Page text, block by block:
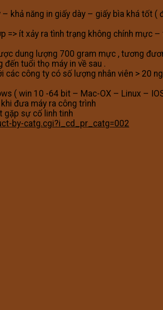
khả năng in giấy dày – giấy bìa khá tốt
=> ít xảy ra tình trạng không chính mực
dung lượng 700 gram mực , tương
tuổi thọ máy in về sau .
các công ty có số lượng nhân viên > 20
( win 10 -64 bit – Mac-OX – Linux –
đưa máy ra công trình
gặp sự cố linh tinh
by-catg.cgi?i_cd_pr_catg=002